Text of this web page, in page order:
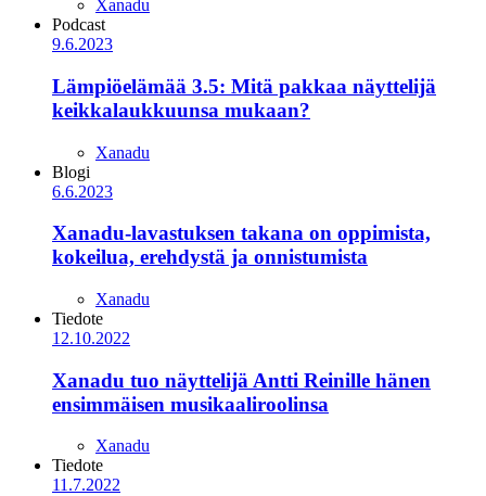
Xanadu
Podcast
9.6.2023
Lämpiöelämää 3.5: Mitä pakkaa näyttelijä
keikkalaukkuunsa mukaan?
Xanadu
Blogi
6.6.2023
Xanadu-lavastuksen takana on oppimista,
kokeilua, erehdystä ja onnistumista
Xanadu
Tiedote
12.10.2022
Xanadu tuo näyttelijä Antti Reinille hänen
ensimmäisen musikaaliroolinsa
Xanadu
Tiedote
11.7.2022